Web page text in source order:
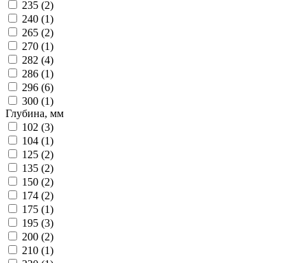
235 (2)
240 (1)
265 (2)
270 (1)
282 (4)
286 (1)
296 (6)
300 (1)
Глубина, мм
102 (3)
104 (1)
125 (2)
135 (2)
150 (2)
174 (2)
175 (1)
195 (3)
200 (2)
210 (1)